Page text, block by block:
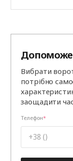
Вибрати
потрібно
заощадити
Телефон